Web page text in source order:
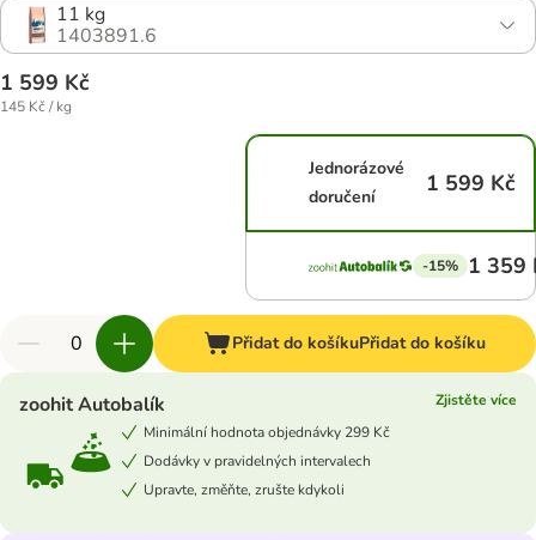
11 kg
1403891.6
1 599 Kč
145 Kč / kg
Jednorázové
doručení
1 599 Kč
-15% 1 359
Přidat do košíkuPřidat do košíku
zoohit Autobalík
Zjistěte více
Minimální hodnota objednávky 299 Kč
Dodávky v pravidelných intervalech
Upravte, změňte, zrušte kdykoli